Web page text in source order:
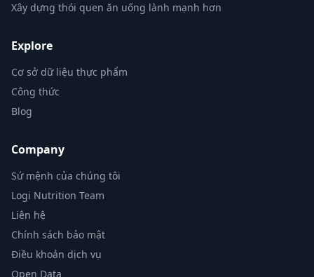
Xây dựng thói quen ăn uống lành mạnh hơn
Explore
Cơ sở dữ liệu thực phẩm
Công thức
Blog
Company
Sứ mệnh của chúng tôi
Logi Nutrition Team
Liên hệ
Chính sách bảo mật
Điều khoản dịch vụ
Open Data